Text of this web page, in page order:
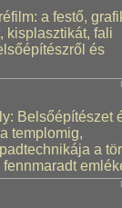
a festő,
kisplasztikát, fali
és
Belsőépítészet
templomig,
a